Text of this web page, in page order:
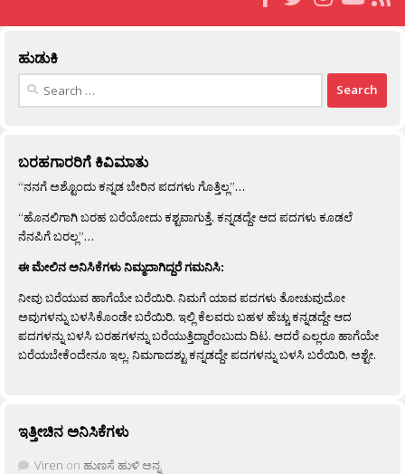
ಹುಡುಕಿ
Search
ಬರಹಗಾರರಿಗೆ ಕಿವಿಮಾತು
“ನನಗೆ ಅಶ್ಟೊಂದು ಕನ್ನಡ ಬೇರಿನ ಪದಗಳು ಗೊತ್ತಿಲ್ಲ”…
“ಹೊನಲಿಗಾಗಿ ಬರಹ ಬರೆಯೋದು ಕಶ್ಟವಾಗುತ್ತೆ. ಕನ್ನಡದ್ದೇ ಆದ ಪದಗಳು ಕೂಡಲೆ
ನೆನಪಿಗೆ ಬರಲ್ಲ”…
ಈ ಮೇಲಿನ ಅನಿಸಿಕೆಗಳು ನಿಮ್ಮದಾಗಿದ್ದರೆ ಗಮನಿಸಿ:
ನೀವು ಬರೆಯುವ ಹಾಗೆಯೇ ಬರೆಯಿರಿ. ನಿಮಗೆ ಯಾವ ಪದಗಳು ತೋಚುವುದೋ
ಅವುಗಳನ್ನು ಬಳಸಿಕೊಂಡೇ ಬರೆಯಿರಿ. ಇಲ್ಲಿ ಕೆಲವರು ಬಹಳ ಹೆಚ್ಚು ಕನ್ನಡದ್ದೇ ಆದ
ಪದಗಳನ್ನು ಬಳಸಿ ಬರಹಗಳನ್ನು ಬರೆಯುತ್ತಿದ್ದಾರೆಂಬುದು ದಿಟ. ಆದರೆ ಎಲ್ಲರೂ ಹಾಗೆಯೇ
ಬರೆಯಬೇಕೆಂದೇನೂ ಇಲ್ಲ. ನಿಮಗಾದಶ್ಟು ಕನ್ನಡದ್ದೇ ಪದಗಳನ್ನು ಬಳಸಿ ಬರೆಯಿರಿ, ಅಶ್ಟೇ.
ಇತ್ತೀಚಿನ ಅನಿಸಿಕೆಗಳು
Viren on ಹುಣಸೆ ಹುಳಿ ಅನ್ನ